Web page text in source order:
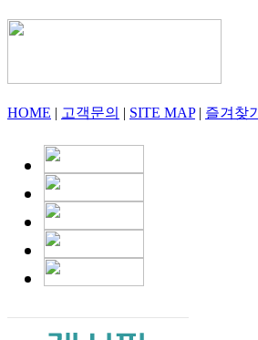
HOME | 고객문의 | SITE MAP| 즐겨찾기